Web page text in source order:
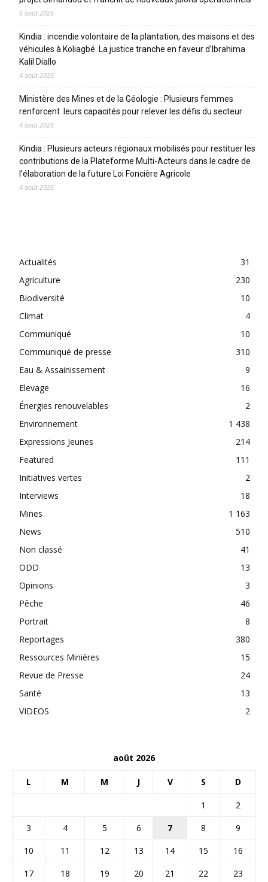
6 août 2026
Kindia : incendie volontaire de la plantation, des maisons et des
véhicules à Koliagbé. La justice tranche en faveur d’Ibrahima
Kalil Diallo
4 août 2026
Ministère des Mines et de la Géologie : Plusieurs femmes
renforcent leurs capacités pour relever les défis du secteur
4 août 2026
Kindia : Plusieurs acteurs régionaux mobilisés pour restituer les
contributions de la Plateforme Multi-Acteurs dans le cadre de
l’élaboration de la future Loi Foncière Agricole
4 août 2026
Actualités
31
Agriculture
230
Biodiversité
10
Climat
4
Communiqué
10
Communiqué de presse
310
Eau & Assainissement
9
Elevage
16
Énergies renouvelables
2
Environnement
1 438
Expressions Jeunes
214
Featured
111
Initiatives vertes
2
Interviews
18
Mines
1 163
News
510
Non classé
41
ODD
13
Opinions
3
Pêche
46
Portrait
8
Reportages
380
Ressources Minières
15
Revue de Presse
24
Santé
13
VIDEOS
2
août 2026
L M M J V S D
1
2
3
4 5 6 7 8
9
10
11 12 13 14 15
16
17
18 19 20 21 22
23